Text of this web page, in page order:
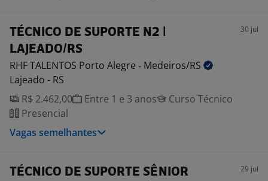
TÉCNICO DE SUPORTE N2 |
LAJEADO/RS
30 jul
RHF TALENTOS Porto Alegre - Medeiros/RS
Lajeado - RS
R$ 2.462,00
Entre 1 e 3 anos
Curso Técnico
Presencial
Vagas semelhantes
TÉCNICO DE SUPORTE SÊNIOR 29 jul